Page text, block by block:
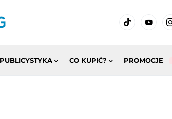
PUBLICYSTYKA CO KUPIĆ? PROMOCJE